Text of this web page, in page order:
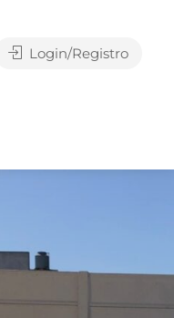
Login/Registro